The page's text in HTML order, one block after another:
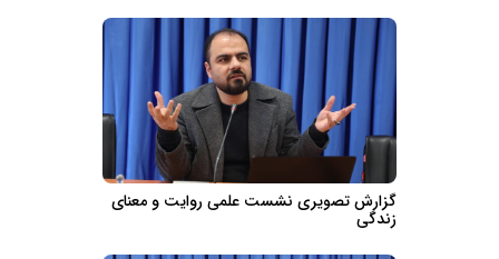
گزارش تصویری نشست علمی روایت و معنای
زندگی